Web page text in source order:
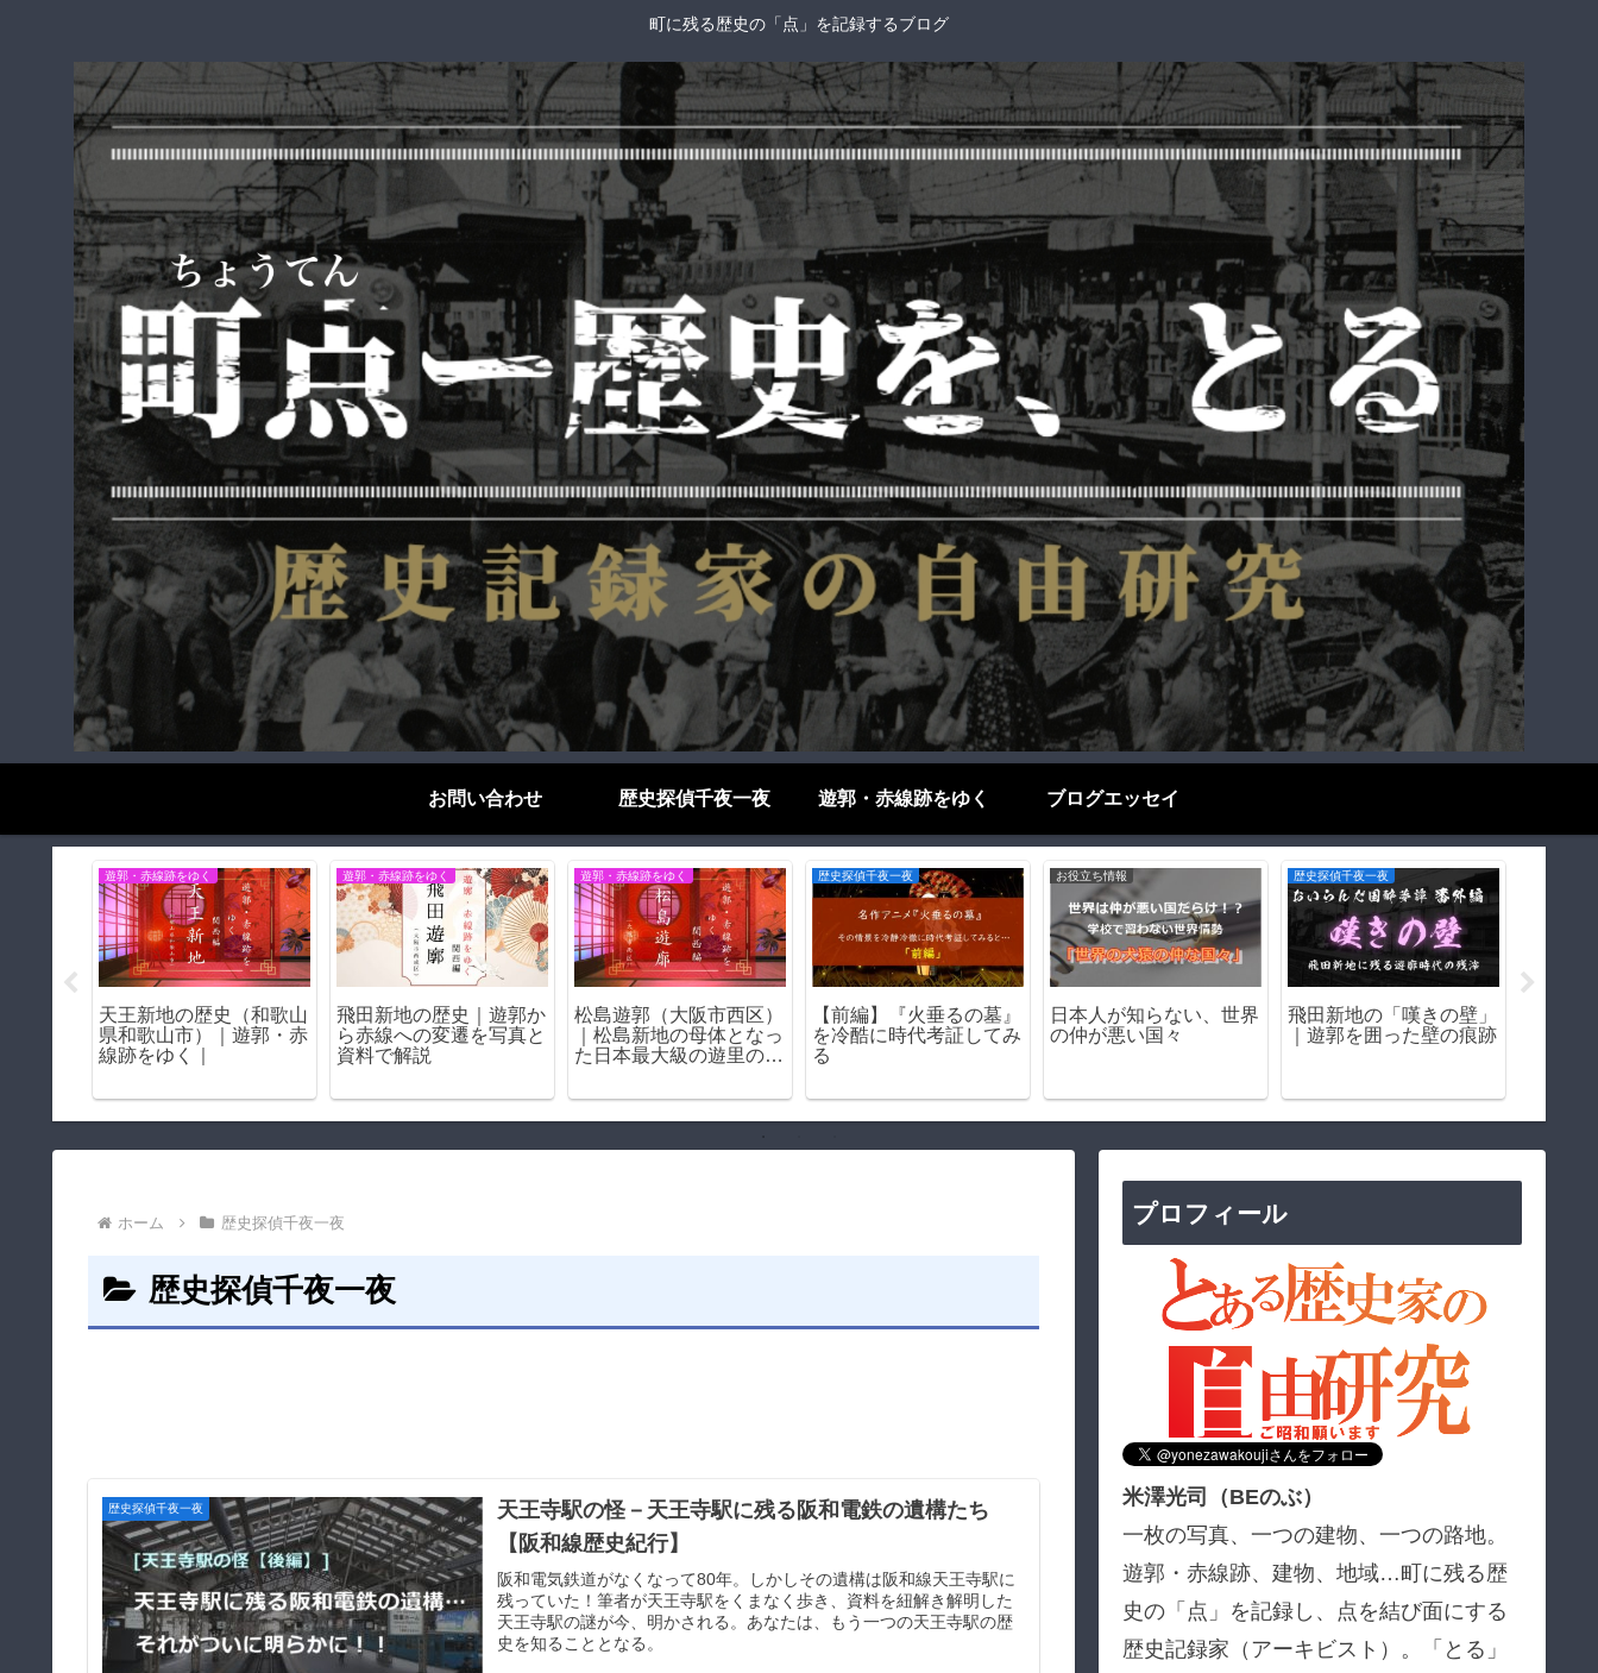
町に残る歴史の「点」を記録するブログ
お問い合わせ 歴史探偵千夜一夜 遊郭・赤線跡をゆく ブログエッセイ
歴史探偵千夜一夜
阪和線の前身「阪和電
鉄」とは？｜天王寺〜和
歌山を結んだ伝説の私鉄
ブログエッセイ
禁煙2ヶ月達成したから
言える！禁煙のメリット
＆デメリット
戦争遺構をゆく
【神戸の戦争遺構】三ノ
宮駅ー機銃掃射で穴が開
いた鉄橋
ブログエッセイ
京大はなぜ変人を生むの
か－その理由を考察する
遊郭・赤線跡をゆく
堺・乳守遊郭（大阪府堺
市）｜遊郭・赤線跡をゆ
ブログエッセイ
あの会社が…倒産して今
はないゲーム会社たち
ホーム 歴史探偵千夜一夜
歴史探偵千夜一夜
歴史探偵千夜一夜
天王寺駅の怪－天王寺駅に残る阪和電鉄の遺構たち
【阪和線歴史紀行】
阪和電気鉄道がなくなって80年。しかしその遺構は阪和線天王寺駅に
残っていた！筆者が天王寺駅をくまなく歩き、資料を紐解き解明した
天王寺駅の謎が今、明かされる。あなたは、もう一つの天王寺駅の歴
史を知ることとなる。
プロフィール
米澤光司（BEのぶ）
一枚の写真、一つの建物、一つの路地。
遊郭・赤線跡、建物、地域…町に残る歴
史の「点」を記録し、点を結び面にする
歴史記録家（アーキビスト）。「とる」